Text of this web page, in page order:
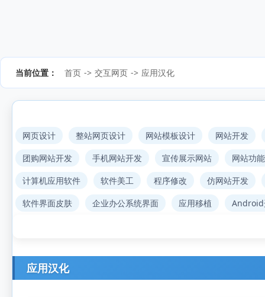
当前位置： 首页 -> 交互网页 -> 应用汉化
网页设计 整站网页设计 网站模板设计
网站开发
团购网站开发
手机网站开发 宣传展示网站
网站功
计算机应用软件
软件美工 程序修改
仿网站开发
软件界面皮肤
企业办公系统界面 应用移植 Android
应用汉化